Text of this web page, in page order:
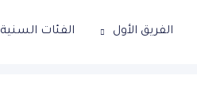
الفريق الأول الفئات السنية